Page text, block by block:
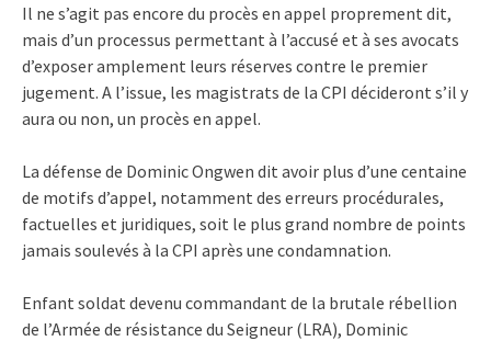
Il ne s’agit pas encore du procès en appel proprement dit,
mais d’un processus permettant à l’accusé et à ses avocats
d’exposer amplement leurs réserves contre le premier
jugement. A l’issue, les magistrats de la CPI décideront s’il y
aura ou non, un procès en appel.
La défense de Dominic Ongwen dit avoir plus d’une centaine
de motifs d’appel, notamment des erreurs procédurales,
factuelles et juridiques, soit le plus grand nombre de points
jamais soulevés à la CPI après une condamnation.
Enfant soldat devenu commandant de la brutale rébellion
de l’Armée de résistance du Seigneur (LRA), Dominic